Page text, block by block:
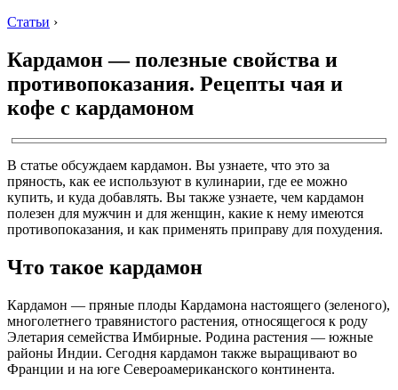
Статьи ›
Кардамон — полезные свойства и
противопоказания. Рецепты чая и
кофе с кардамоном
В статье обсуждаем кардамон. Вы узнаете, что это за
пряность, как ее используют в кулинарии, где ее можно
купить, и куда добавлять. Вы также узнаете, чем кардамон
полезен для мужчин и для женщин, какие к нему имеются
противопоказания, и как применять приправу для похудения.
Что такое кардамон
Кардамон — пряные плоды Кардамона настоящего (зеленого),
многолетнего травянистого растения, относящегося к роду
Элетария семейства Имбирные. Родина растения — южные
районы Индии. Сегодня кардамон также выращивают во
Франции и на юге Североамериканского континента.